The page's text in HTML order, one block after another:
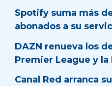
Spotify suma más
abonados a su
DAZN renueva los
Premier League y la
Canal Red arranca